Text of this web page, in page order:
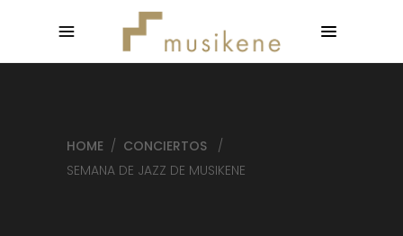
HOME / CONCIERTOS
/
SEMANA DE JAZZ DE MUSIKENE